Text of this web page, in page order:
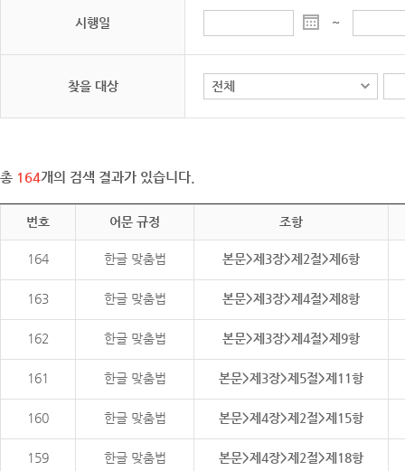
시행일 ~
찾을 대상
총 164개의 검색 결과가 있습니다.
번호 어문 규정 조항
164 한글 맞춤법 본문>제3장>제2절>제6항
163 한글 맞춤법 본문>제3장>제4절>제8항
162 한글 맞춤법 본문>제3장>제4절>제9항
161 한글 맞춤법 본문>제3장>제5절>제11항
160 한글 맞춤법 본문>제4장>제2절>제15항
159 한글 맞춤법 본문>제4장>제2절>제18항